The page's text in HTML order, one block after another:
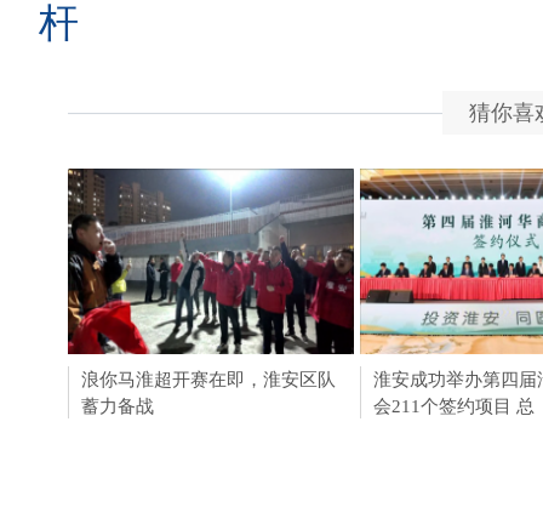
杆
猜你喜
浪你马淮超开赛在即，淮安区队
蓄力备战
淮安成功举办第四届
会211个签约项目 总
淮安成功举办第四届
会211个签约项目 总